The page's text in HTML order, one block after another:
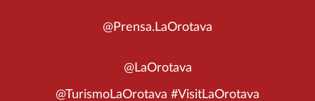
@Prensa.LaOrotava
@LaOrotava
@TurismoLaOrotava #VisitLaOrotava